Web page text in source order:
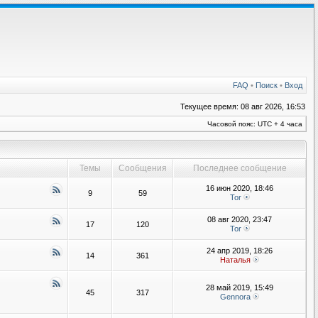
FAQ • Поиск • Вход
Текущее время: 08 авг 2026, 16:53
Часовой пояс: UTC + 4 часа
Темы Сообщения
Последнее сообщение
9 59
16 июн 2020, 18:46
Tor
17 120
08 авг 2020, 23:47
Tor
14 361
24 апр 2019, 18:26
Наталья
45 317
28 май 2019, 15:49
Gennora